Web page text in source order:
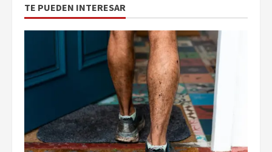
TE PUEDEN INTERESAR